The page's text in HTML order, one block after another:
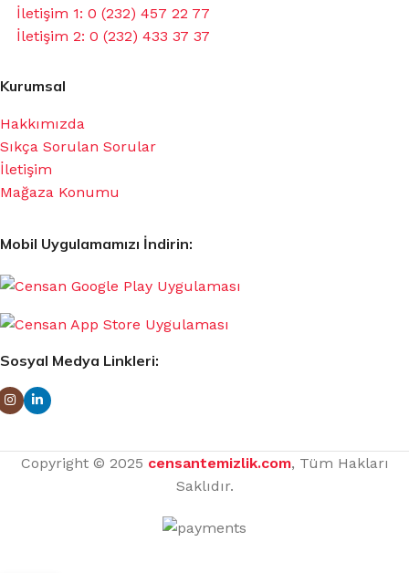
İletişim 1: 0 (232) 457 22 77
İletişim 2: 0 (232) 433 37 37
Kurumsal
Hakkımızda
Sıkça Sorulan Sorular
İletişim
Mağaza Konumu
Mobil Uygulamamızı İndirin:
Sosyal Medya Linkleri:
Copyright © 2025 censantemizlik.com, Tüm Hakları
Saklıdır.